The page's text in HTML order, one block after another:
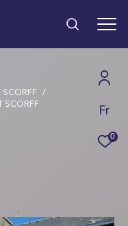
Fr
0
SCORFF
SCORFF